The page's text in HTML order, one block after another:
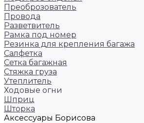
Преоброзователь
Провода
Разветвитель
Рамка под номер
Резинка для крепления багажа
Салфетка
Сетка багажная
Стяжка груза
Утеплитель
Ходовые огни
Шприц
Шторка
Аксессуары Борисова